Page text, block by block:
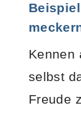
Kennen
selbst
Freude